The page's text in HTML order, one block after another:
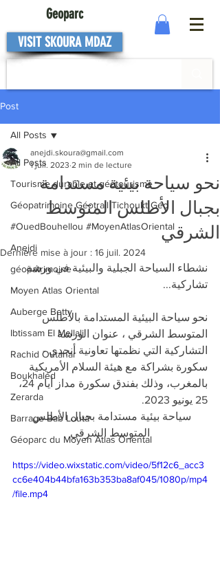
Geoparc
VISIT SKOURA MDAZ
Post
All Posts
Tourisme durable et géotourisme
Géopatrimoine Géotrail Tichoukt Géo
#OuedBouhellou #MoyenAtlasOriental
Anejdi
géopatrimoine
Moyen Atlas Oriental
Auberge Betty
Ibtissam El Mellali
Rachid Outahar
Boukhaled
Zerarda
Barrage Bab Louta
Géoparc du Moyen Atlas Oriental
All Posts
نحو سياحة بيئية مستدامة
بجبال الأطلس المتوسط
الشرقي
anejdi.skoura@gmail.com
1 juil. 2023 2 min de lecture
Dernière mise à jour : 16 juil. 2024
نشطاء السياحة الجبلية والبيئية في ورشة
تشاركية...
نحو سياحة البيئية المستدامة بالأطلس
المتوسط الشرقي ، عنوان الورشة
التشاركية التي نظمتها تعاونية أنجدي -
سكورة بشراكة مع هيئة السلام الأمريكية
بالمغرب، وذلك بفندق سكورة مداز أيام 24،
25 يونيو 2023.
سياحة بيئية مستدامة بجبال الأطلس
المتوسط الشرقي
https://video.wixstatic.com/video/5f12c6_acc3
cc6e404b44bfa163b353ba8af045/1080p/mp4
/file.mp4